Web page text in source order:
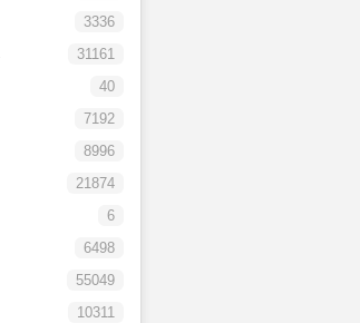
3336
31161
40
7192
8996
21874
6
6498
55049
10311